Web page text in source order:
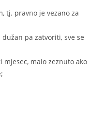
tj. pravno je vezano za
pa zatvoriti, sve se
mjesec, malo zeznuto ako